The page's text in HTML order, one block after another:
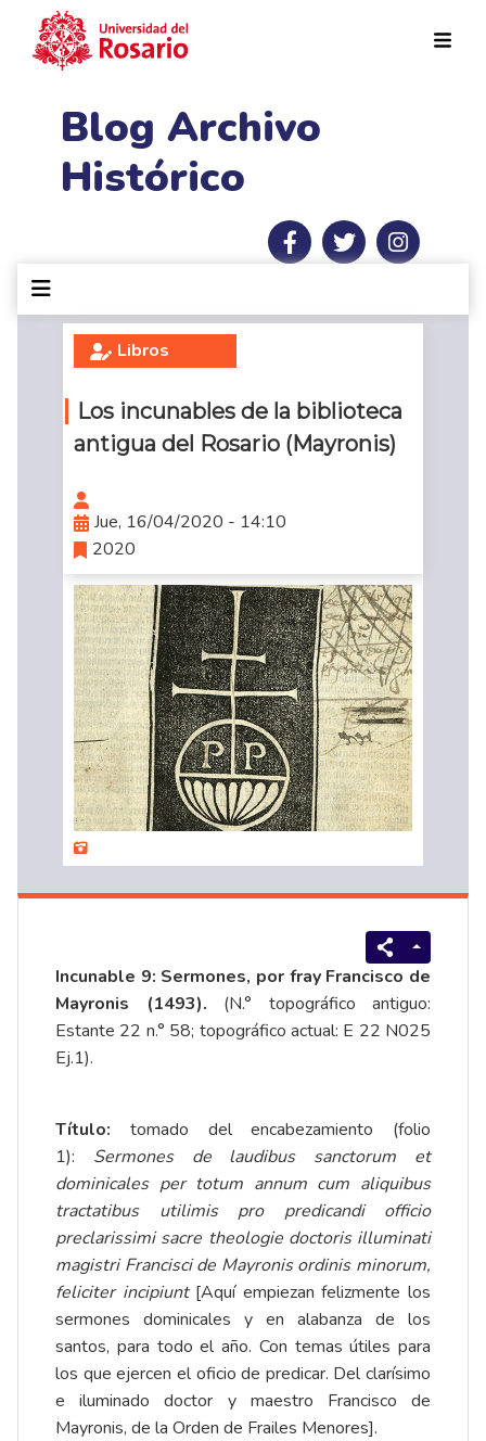
Blog Archivo
Histórico
Libros
Los incunables de la biblioteca
antigua del Rosario (Mayronis)
Jue, 16/04/2020 - 14:10
2020
Incunable 9: Sermones, por fray Francisco de
Mayronis (1493). (N.° topográfico antiguo:
Estante 22 n.° 58; topográfico actual: E 22 N025
Ej.1).
Título: tomado del encabezamiento (folio
1): Sermones de laudibus sanctorum et
dominicales per totum annum cum aliquibus
tractatibus utilimis pro predicandi officio
preclarissimi sacre theologie doctoris illuminati
magistri Francisci de Mayronis ordinis minorum,
feliciter incipiunt[Aquí empiezan felizmente los
sermones dominicales y en alabanza de los
santos, para todo el año. Con temas útiles para
los que ejercen el oficio de predicar. Del clarísimo
e iluminado doctor y maestro Francisco de
Mayronis, de la Orden de Frailes Menores].